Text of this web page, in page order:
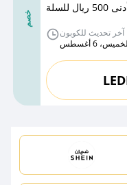
خصم
للسلة
آخر تحديث للكوبون
6 أغسطس